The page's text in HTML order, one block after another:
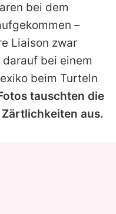
bei dem
–
Liaison zwar
bei einem
beim Turteln
tauschten die
aus.